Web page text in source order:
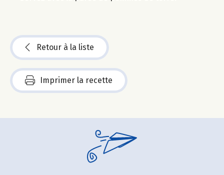
Retour à la liste
Imprimer la recette